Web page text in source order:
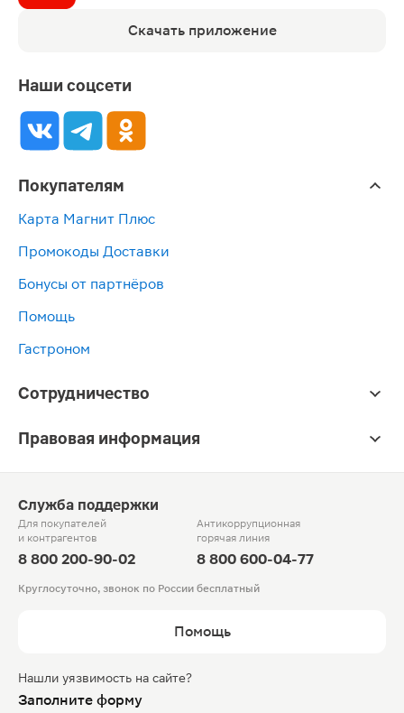
Скачать приложение
Наши соцсети
Покупателям
Карта Магнит Плюс
Промокоды Доставки
Бонусы от партнёров
Помощь
Гастроном
Сотрудничество
Правовая информация
Служба поддержки
Для покупателей
и контрагентов
8 800 200-90-02
Антикоррупционная
горячая линия
8 800 600-04-77
Круглосуточно, звонок по России бесплатный
Помощь
Нашли уязвимость на сайте?
Заполните форму